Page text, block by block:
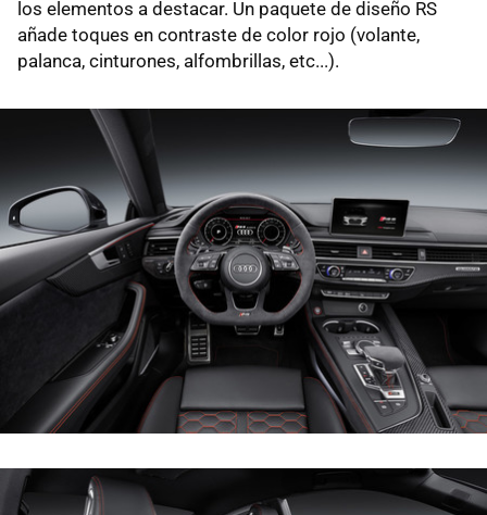
los elementos a destacar. Un paquete de diseño RS
añade toques en contraste de color rojo (volante,
palanca, cinturones, alfombrillas, etc...).